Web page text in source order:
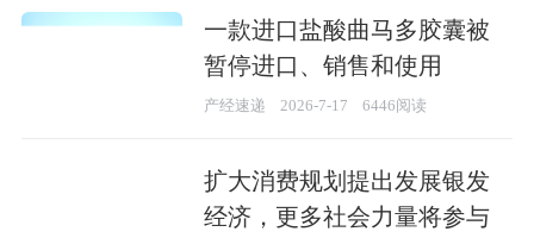
一款进口盐酸曲马多胶囊被
暂停进口、销售和使用
产经速递 2026-7-17 6446阅读
扩大消费规划提出发展银发
经济，更多社会力量将参与